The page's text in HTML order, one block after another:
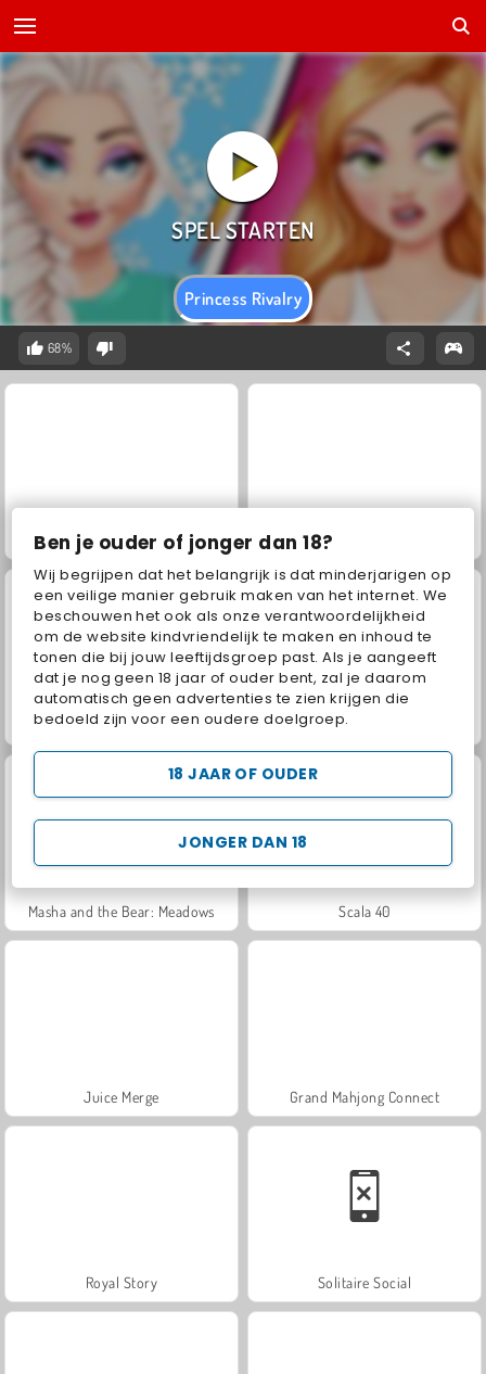
Ben je ouder of jonger dan 18?
Wij begrijpen dat het belangrijk is dat minderjarigen op
een veilige manier gebruik maken van het internet. We
beschouwen het ook als onze verantwoordelijkheid
om de website kindvriendelijk te maken en inhoud te
tonen die bij jouw leeftijdsgroep past. Als je aangeeft
dat je nog geen 18 jaar of ouder bent, zal je daarom
automatisch geen advertenties te zien krijgen die
bedoeld zijn voor een oudere doelgroep.
JONGER DAN 18
18 JAAR OF OUDER
Princess Rivalry
68%
Fashion Princess - Dress Up for Girls Jewel Garden Story
Family Relics Farm Merge Valley
Masha and the Bear: Meadows Scala 40
Juice Merge Grand Mahjong Connect
Royal Story Solitaire Social